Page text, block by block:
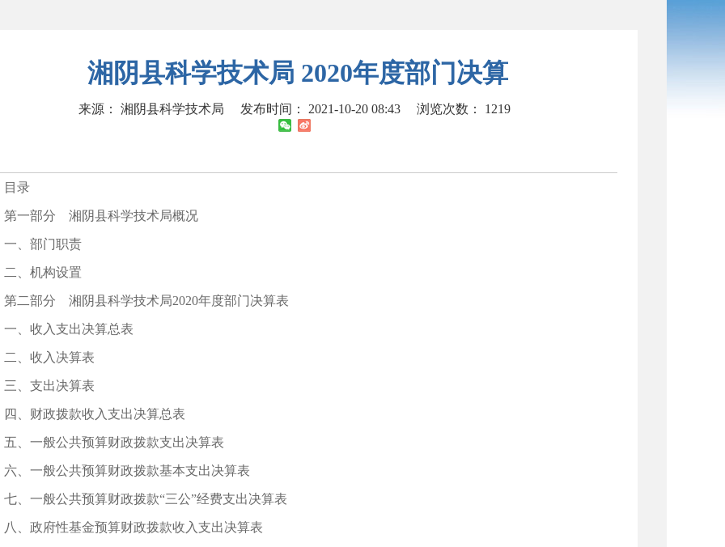
湘阴县科学技术局 2020年度部门决算
来源： 湘阴县科学技术局 发布时间： 2021-10-20 08:43 浏览次数： 1219
目录
第一部分 湘阴县科学技术局概况
一、部门职责
二、机构设置
第二部分 湘阴县科学技术局2020年度部门决算表
一、收入支出决算总表
二、收入决算表
三、支出决算表
四、财政拨款收入支出决算总表
五、一般公共预算财政拨款支出决算表
六、一般公共预算财政拨款基本支出决算表
七、一般公共预算财政拨款“三公”经费支出决算表
八、政府性基金预算财政拨款收入支出决算表